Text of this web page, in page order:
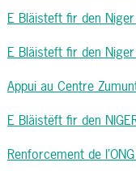
E Bläisteft fir den
E Bläisteft fir den
Appui au Centre
E Bläistëft fir den
Renforcement de